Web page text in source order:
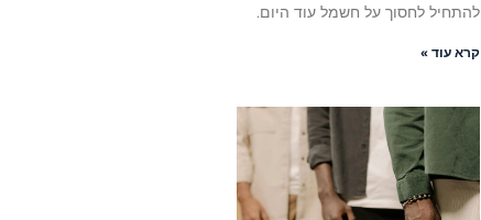
להתחיל לחסוך על חשמל עוד היום.
קרא עוד »